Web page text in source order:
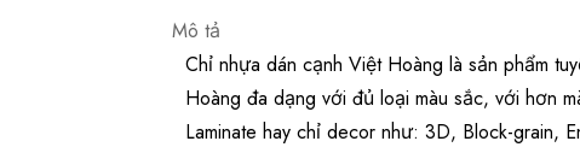
Mô tả
Chỉ nhựa dán cạnh Việt Hoàng là sản phẩm
Hoàng đa dạng với đủ loại màu sắc, với hơn
Laminate hay chỉ decor như: 3D, Block-grain,